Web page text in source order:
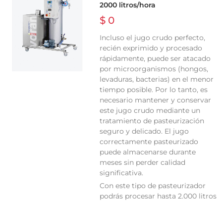
2000 litros/hora
$ 0
Incluso el jugo crudo perfecto,
recién exprimido y procesado
rápidamente, puede ser atacado
por microorganismos (hongos,
levaduras, bacterias) en el menor
tiempo posible. Por lo tanto, es
necesario mantener y conservar
este jugo crudo mediante un
tratamiento de pasteurización
seguro y delicado. El jugo
correctamente pasteurizado
puede almacenarse durante
meses sin perder calidad
significativa.
Con este tipo de pasteurizador
podrás procesar hasta 2.000 litros